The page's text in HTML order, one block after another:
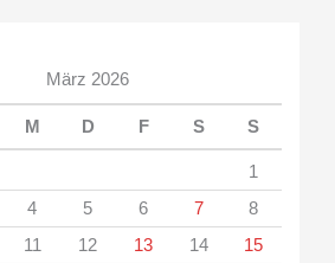
März 2026
M D F S S
1
4 5 6 7
8
11 12 13 14
15